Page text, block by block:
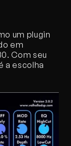
um plugin
em
Com seu
a escolha